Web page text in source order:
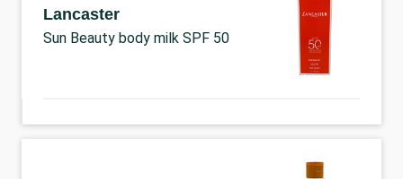
Lancaster
Sun Beauty body milk SPF 50